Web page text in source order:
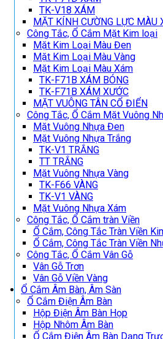
TK-V18 XÁM
MẶT KÍNH CƯỜNG LỰC MÀU
Công Tắc, Ổ Cắm Mặt Kim loại
Mặt Kim Loại Màu Đen
Mặt Kim Loại Màu Vàng
Mặt Kim Loại Màu Xám
TK-F71B XÁM BÓNG
TK-F71B XÁM XƯỚC
MẶT VUÔNG TÂN CỔ ĐIỂN
Công Tắc, Ổ Cắm Mặt Vuông
Mặt Vuông Nhựa Đen
Mặt Vuông Nhựa Trắng
TK-V1 TRẮNG
TT TRẮNG
Mặt Vuông Nhựa Vàng
TK-F66 VÀNG
TK-V1 VÀNG
Mặt Vuông Nhựa Xám
Công Tắc, Ổ Cắm tràn Viền
Ổ Cắm, Công Tắc Tràn Viền
Ổ Cắm, Công Tắc Tràn Viền
Công Tắc, Ổ Cắm Vân Gỗ
Vân Gỗ Trơn
Vân Gỗ Viền Vàng
Ổ Cắm Âm Bàn, Âm Sàn
Ổ Cắm Điện Âm Bàn
Hộp Điện Âm Bàn Họp
Hộp Nhôm Âm Bàn
Ổ Cắm Điện Âm Bàn Dạng